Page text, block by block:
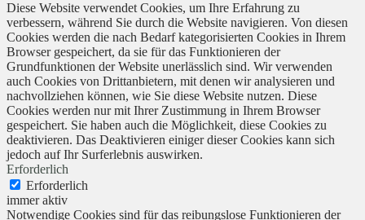
Diese Website verwendet Cookies, um Ihre Erfahrung zu
verbessern, während Sie durch die Website navigieren. Von diesen
Cookies werden die nach Bedarf kategorisierten Cookies in Ihrem
Browser gespeichert, da sie für das Funktionieren der
Grundfunktionen der Website unerlässlich sind. Wir verwenden
auch Cookies von Drittanbietern, mit denen wir analysieren und
nachvollziehen können, wie Sie diese Website nutzen. Diese
Cookies werden nur mit Ihrer Zustimmung in Ihrem Browser
gespeichert. Sie haben auch die Möglichkeit, diese Cookies zu
deaktivieren. Das Deaktivieren einiger dieser Cookies kann sich
jedoch auf Ihr Surferlebnis auswirken.
Erforderlich
Erforderlich
immer aktiv
Notwendige Cookies sind für das reibungslose Funktionieren der